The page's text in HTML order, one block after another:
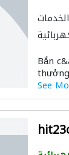
Bắn
See